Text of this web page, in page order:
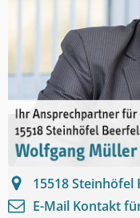
15518Steinhöfel
E-Mail Kontakt